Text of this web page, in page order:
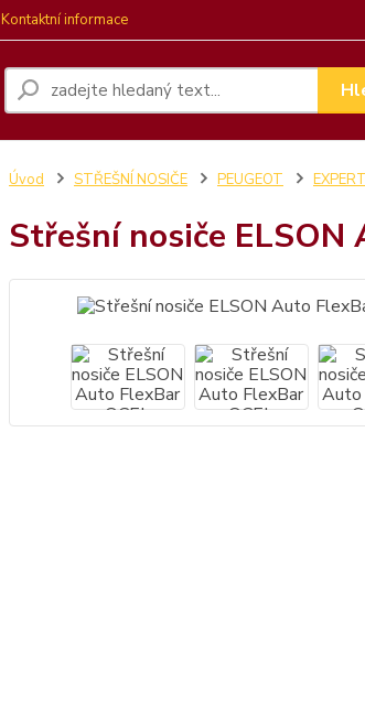
Kontaktní informace
Úvod STŘEŠNÍ NOSIČE PEUGEOT EXPERT
Střešní nosiče ELSON